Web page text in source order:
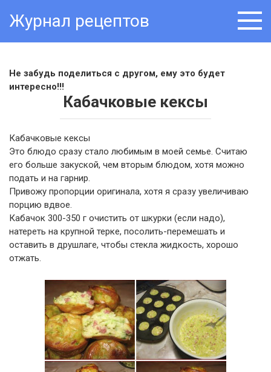
content
Журнал рецептов
Не забудь поделиться с другом, ему это будет
интересно!!!
Кабачковые кексы
Кабачковые кексы
Это блюдо сразу стало любимым в моей семье. Считаю
его больше закуской, чем вторым блюдом, хотя можно
подать и на гарнир.
Привожу пропорции оригинала, хотя я сразу увеличиваю
порцию вдвое.
Кабачок 300-350 г очистить от шкурки (если надо),
натереть на крупной терке, посолить-перемешать и
оставить в друшлаге, чтобы стекла жидкость, хорошо
отжать.